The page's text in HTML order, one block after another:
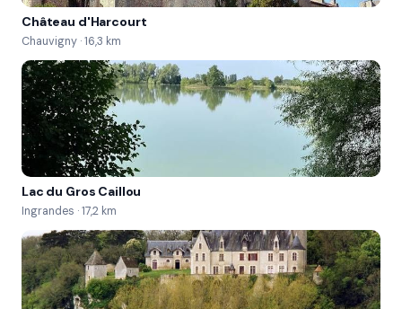
Château d'Harcourt
Chauvigny · 16,3 km
Lac du Gros Caillou
Ingrandes · 17,2 km